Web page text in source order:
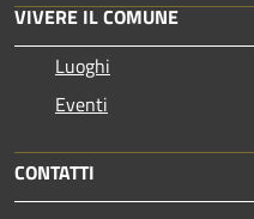
VIVERE IL COMUNE
Luoghi
Eventi
CONTATTI